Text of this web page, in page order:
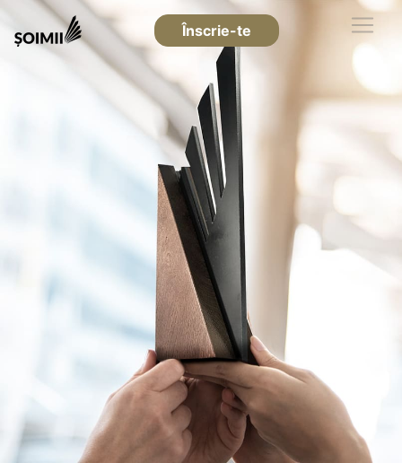
Înscrie-te